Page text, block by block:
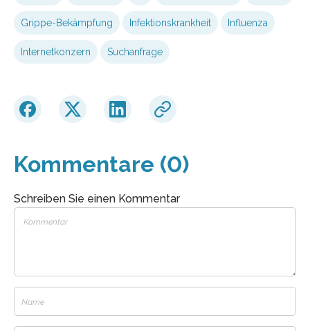
Grippe-Bekämpfung Infektionskrankheit Influenza
Internetkonzern Suchanfrage
Kommentare (0)
Schreiben Sie einen Kommentar